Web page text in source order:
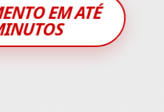
EM ATÉ